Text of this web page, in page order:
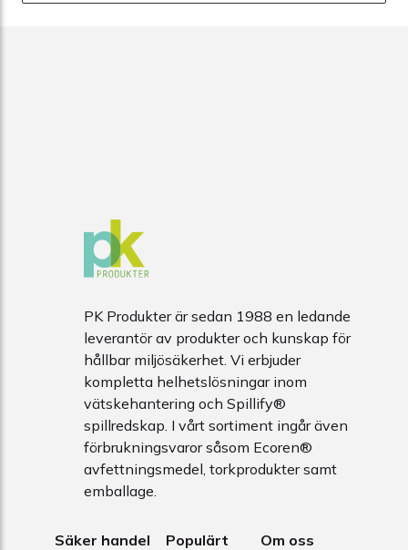
PK Produkter är sedan 1988 en ledande
leverantör av produkter och kunskap för
hållbar miljösäkerhet. Vi erbjuder
kompletta helhetslösningar inom
vätskehantering och Spillify®
spillredskap. I vårt sortiment ingår även
förbrukningsvaror såsom Ecoren®
avfettningsmedel, torkprodukter samt
emballage.
Säker handel Populärt Om oss